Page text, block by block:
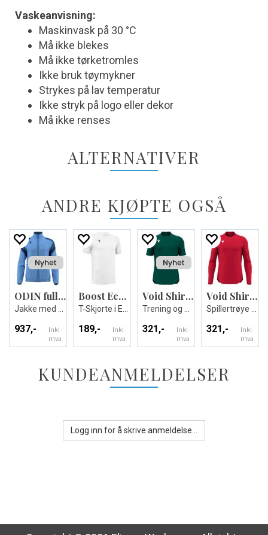
Vaskeanvisning:
Maskinvask på 30 °C
Må ikke blekes
Må ikke tørketromles
Ikke bruk tøymykner
Strykes på lav temperatur
Ikke stryk på logo eller dekor
Må ikke renses
ALTERNATIVER
ANDRE KJØPTE OGSÅ
ODIN full zip top
937,-
Inkl.
mva
Boost Eco T-shirt
189,-
Inkl.
mva
Void Shirt Shortsleeve
321,-
Inkl.
mva
Void Shirt Longsleeve
321,-
Inkl.
mva
KUNDEANMELDELSER
Logg inn for å skrive anmeldelse...